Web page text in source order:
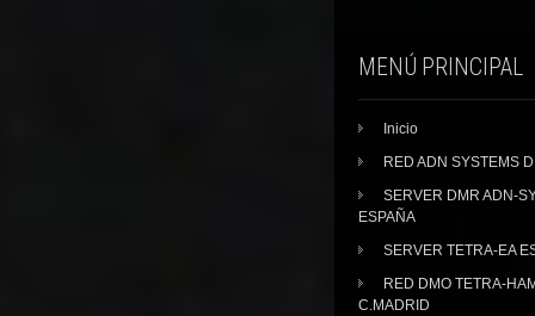
MENÚ PRINCIPAL
Inicio
RED ADN SYSTEMS
SERVER DMR ADN-
ESPAÑA
SERVER TETRA-EA
RED DMO TETRA-
C.MADRID